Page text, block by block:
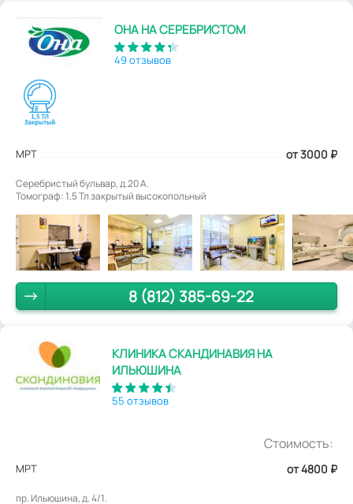
ОНА НА СЕРЕБРИСТОМ
49 отзывов
МРТ от 3000 ₽
Серебристый бульвар, д.20 А.
Томограф: 1,5 Тл закрытый высокопольный
8 (812) 385-69-22
КЛИНИКА СКАНДИНАВИЯ НА
ИЛЬЮШИНА
55 отзывов
Стоимость:
МРТ от 4800 ₽
пр. Ильюшина, д. 4/1.